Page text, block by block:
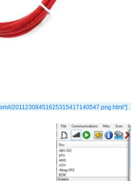
i/20112308451625315417140547.png.html"]